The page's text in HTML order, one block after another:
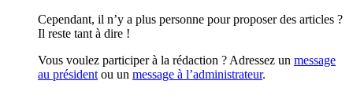
Cependant, il n’y a plus personne pour proposer des articles ?
Il reste tant à dire !
Vous voulez participer à la rédaction ? Adressez un message
au président ou un message à l’administrateur.